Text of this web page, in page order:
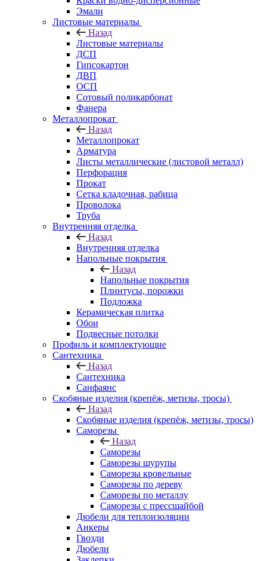
Эмали
Листовые материалы
Назад
Листовые материалы
ДСП
Гипсокартон
ДВП
ОСП
Сотовый поликарбонат
Фанера
Металлопрокат
Назад
Металлопрокат
Арматура
Листы металлические (листовой металл)
Перфорация
Прокат
Сетка кладочная, рабица
Проволока
Труба
Внутренняя отделка
Назад
Внутренняя отделка
Напольные покрытия
Назад
Напольные покрытия
Плинтусы, порожки
Подложка
Керамическая плитка
Обои
Подвесные потолки
Профиль и комплектующие
Сантехника
Назад
Сантехника
Санфаянс
Скобяные изделия (крепёж, метизы, тросы)
Назад
Скобяные изделия (крепёж, метизы, тросы)
Саморезы
Назад
Саморезы
Саморезы шурупы
Саморезы кровельные
Саморезы по дереву
Саморезы по металлу
Саморезы с прессшайбой
Дюбели для теплоизоляции
Анкеры
Гвозди
Дюбели